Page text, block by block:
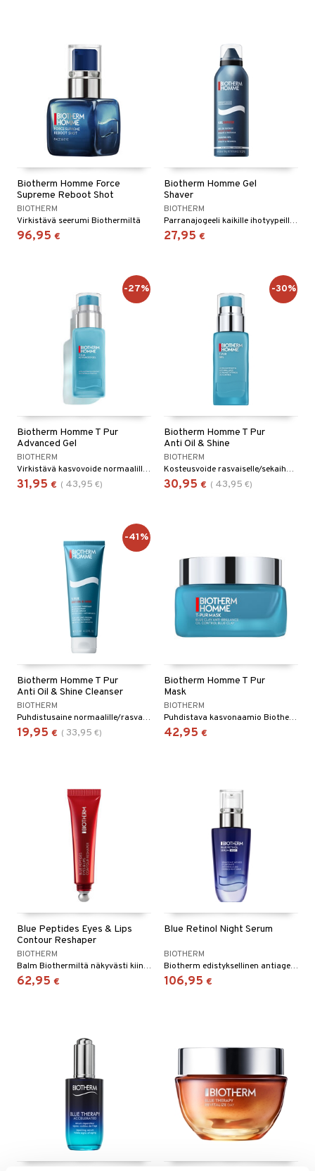
Biotherm Homme Force
Supreme Reboot Shot
BIOTHERM
Virkistävä seerumi Biothermiltä
96,95 €
Biotherm Homme Gel
Shaver
BIOTHERM
Parranajogeeli kaikille ihotyypeille - Biotherm
27,95 €
Biotherm Homme T Pur
Advanced Gel
BIOTHERM
Virkistävä kasvovoide normaalille ja rasvaiselle iholle Biothermiltä.
31,95 € ( 43,95 €)
-27%
Biotherm Homme T Pur
Anti Oil & Shine
BIOTHERM
Kosteusvoide rasvaiselle/sekaiholle - Biotherm
30,95 € ( 43,95 €)
-30%
Biotherm Homme T Pur
Anti Oil & Shine Cleanser
BIOTHERM
Puhdistusaine normaalille/rasvaiselle iholle Biothermilta.
19,95 € ( 33,95 €)
-41%
Biotherm Homme T Pur
Mask
BIOTHERM
Puhdistava kasvonaamio Biothermiltä
42,95 €
Blue Peptides Eyes & Lips
Contour Reshaper
BIOTHERM
Balm Biothermiltä näkyvästi kiinteämmälle iholle silmien ja huulten ympärillä.
62,95 €
Blue Retinol Night Serum
BIOTHERM
Biotherm edistyksellinen antiageing-seerumi
106,95 €